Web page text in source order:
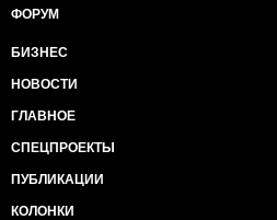
ФОРУМ
БИЗНЕС
НОВОСТИ
ГЛАВНОЕ
СПЕЦПРОЕКТЫ
ПУБЛИКАЦИИ
КОЛОНКИ